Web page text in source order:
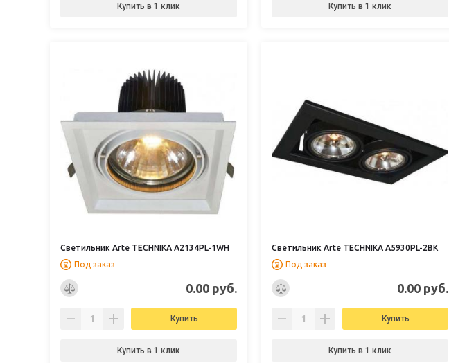
Купить в 1 клик Купить в 1 клик
Светильник Arte TECHNIKA A2134PL-1WH
Под заказ
0.00 руб.
Купить
Купить в 1 клик
Светильник Arte TECHNIKA A5930PL-2BK
Под заказ
0.00 руб.
Купить
Купить в 1 клик